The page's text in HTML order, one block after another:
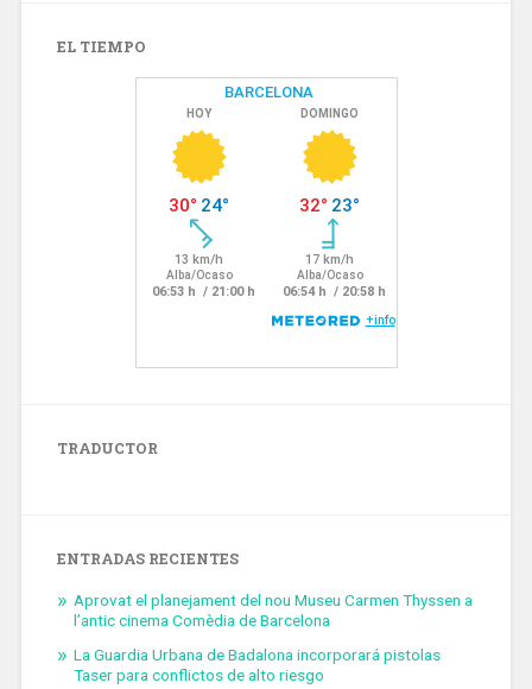
EL TIEMPO
TRADUCTOR
ENTRADAS RECIENTES
Aprovat el planejament del nou Museu Carmen Thyssen a
l’antic cinema Comèdia de Barcelona
La Guardia Urbana de Badalona incorporará pistolas
Taser para conflictos de alto riesgo